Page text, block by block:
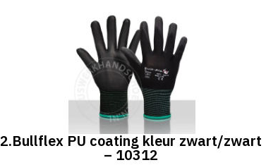
2.Bullflex PU coating kleur zwart/zwart
– 10312